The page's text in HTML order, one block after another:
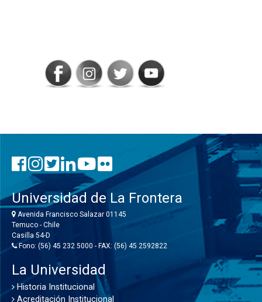
Universidad de La Frontera
Avenida Francisco Salazar 01145
Temuco - Chile
Casilla 54-D
Fono: (56) 45 232 5000 - FAX: (56) 45 2592822
La Universidad
Historia Institucional
Acreditación Institucional